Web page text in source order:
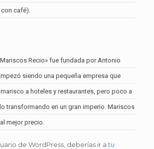
café).
Recio» fue fundada por Antonio
siendo una pequeña empresa que
a hoteles y restaurantes, pero poco a
transformando en un gran imperio. Mariscos
mejor precio.
de WordPress, deberías ir atu